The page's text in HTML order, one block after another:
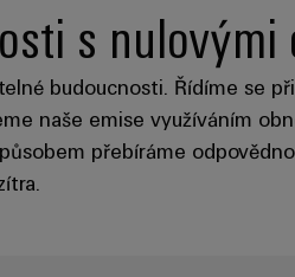
s nulovými
budoucnosti. Řídíme se
naše emise využíváním
přebíráme